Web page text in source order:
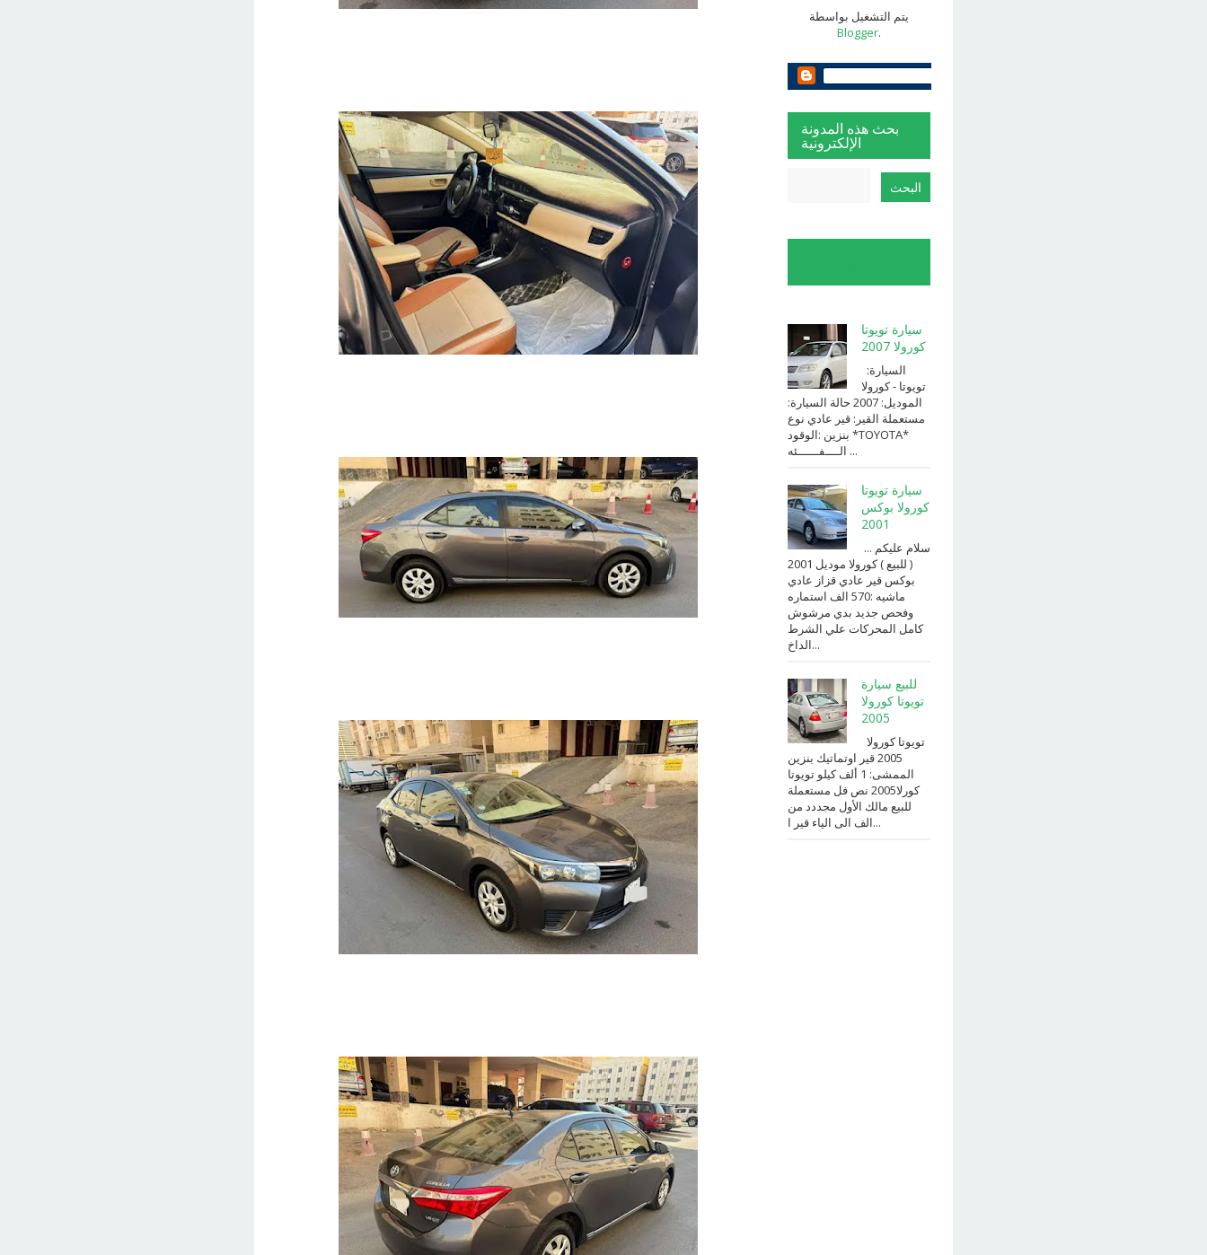
يتم التشغيل بواسطة
Blogger.
بحث هذه المدونة
الإلكترونية
سيارة تويوتا
كورولا 2007
⁨تويوتا⁩ - ⁨كورولا⁩
الموديل: ⁨2007⁩ حالة السيارة:
⁨مستعملة⁩ القير: ⁨قير عادي⁩ نوع
الوقود: ⁨بنزين⁩ *TOYOTA*
الــــفــــــئه ...
سيارة تويوتا
كورولا بوكس
2001
سلام عليكم ...
( للبيع ) كورولا موديل 2001
بوكس قير عادي قزاز عادي
ماشيه :570 الف استماره
وفحص جديد بدي مرشوش
كامل المحركات علي الشرط
الداخ...
للبيع سيارة
تويوتا كورولا
2005
2005 قير اوتماتيك بنزين
الممشى: 1 ألف كيلو تويوتا
كورلا2005 نص فل مستعملة
للبيع مالك الأول مجددد من
الف الى الياء قير ا...